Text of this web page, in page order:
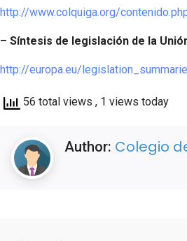
http://www.colquiga.org/
– Síntesis de legislación de la
http://europa.eu/
56 total views , 1 views today
Author: Colegio